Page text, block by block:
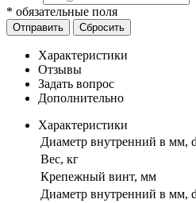
* обязательные поля
Отправить Сбросить
Характеристики
Отзывы
Задать вопрос
Дополнительно
Характеристики
Диаметр внутренний в мм,
Вес, кг
Крепежный винт, мм
Диаметр внутренний в мм,